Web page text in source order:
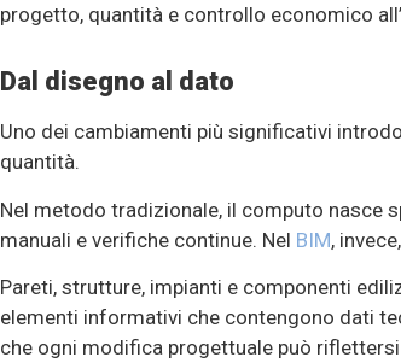
progetto, quantità e controllo economico
Dal disegno al dato
Uno dei cambiamenti più significativi
quantità.
Nel metodo tradizionale, il computo nasce
manuali e verifiche continue. Nel BIM,
Pareti, strutture, impianti e componenti
elementi informativi che contengono dati
che ogni modifica progettuale può